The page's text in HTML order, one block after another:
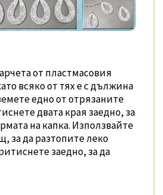
от пластмасовия
всяко от тях е с дължина
едно от отрязаните
двата края заедно, за
на капка. Използвайте
за да разтопите леко
заедно, за да